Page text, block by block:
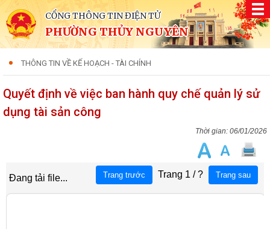
CỔNG THÔNG TIN ĐIỆN TỬ
PHƯỜNG THỦY NGUYÊN
THÔNG TIN VỀ KẾ HOẠCH - TÀI CHÍNH
Quyết định về việc ban hành quy chế quản lý sử
dụng tài sản công
06/01/2026